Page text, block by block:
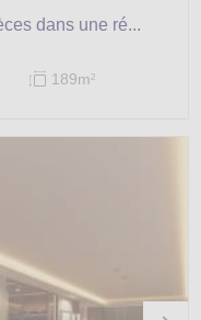
dans une ré...
189m2